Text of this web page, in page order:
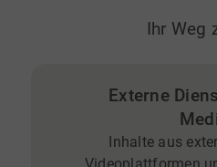
Ihr Weg
Externe
Inhalte aus